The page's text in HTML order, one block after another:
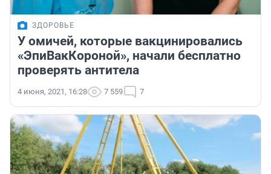
ЗДОРОВЬЕ
У омичей, которые вакцинировались
«ЭпиВакКороной», начали бесплатно
проверять антитела
4 июня, 2021, 16:28 7 559 7